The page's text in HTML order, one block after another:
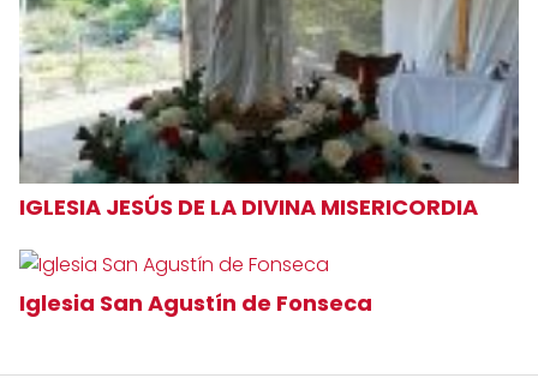
IGLESIA JESÚS DE LA DIVINA MISERICORDIA
Iglesia San Agustín de Fonseca